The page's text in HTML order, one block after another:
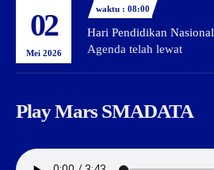
02
Mei 2026
waktu : 08:00
Hari Pendidikan Nasional
Agenda telah lewat
Play Mars SMADATA